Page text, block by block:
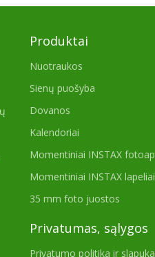
Produktai
Nuotraukos
Sienų puošyba
Dovanos
Kalendoriai
Momentiniai INSTAX
Momentiniai INSTAX lapeliai
35 mm foto juostos
Privatumas, sąlygos
Privatumo politika ir